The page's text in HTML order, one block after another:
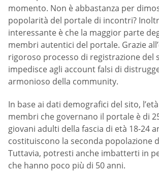
momento. Non è abbastanza per
popolarità del portale di incontri?
interessante è che la maggior parte
membri autentici del portale. Grazie
rigoroso processo di registrazione del
impedisce agli account falsi di
armonioso della community.
In base ai dati demografici del sito,
membri che governano il portale è di
giovani adulti della fascia di età 18-24
costituiscono la seconda popolazione
Tuttavia, potresti anche imbatterti in
che hanno poco più di 50 anni.